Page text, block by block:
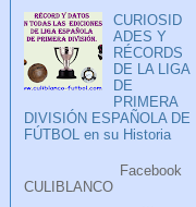
CURIOSID
ADES Y
RÉCORDS
DE LA LIGA
DE
PRIMERA
DIVISIÓN ESPAÑOLA DE
FÚTBOL en su Historia
Facebook
CULIBLANCO
...